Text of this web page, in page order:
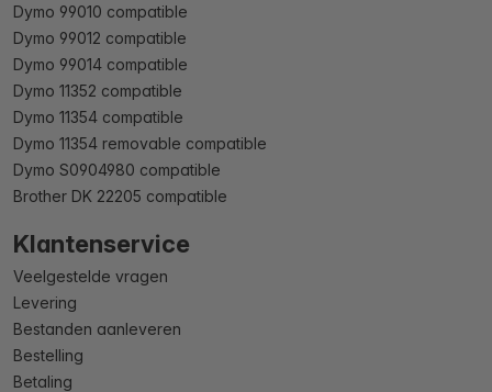
Dymo 99010 compatible
Dymo 99012 compatible
Dymo 99014 compatible
Dymo 11352 compatible
Dymo 11354 compatible
Dymo 11354 removable compatible
Dymo S0904980 compatible
Brother DK 22205 compatible
Klantenservice
Veelgestelde vragen
Levering
Bestanden aanleveren
Bestelling
Betaling